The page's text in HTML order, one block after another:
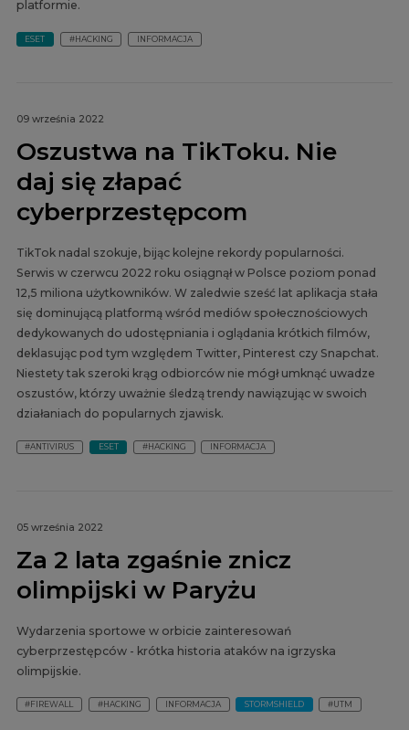
platformie.
ESET #HACKING INFORMACJA
09 września 2022
Oszustwa na TikToku. Nie
daj się złapać
cyberprzestępcom
TikTok nadal szokuje, bijąc kolejne rekordy popularności.
Serwis w czerwcu 2022 roku osiągnął w Polsce poziom ponad
12,5 miliona użytkowników. W zaledwie sześć lat aplikacja stała
się dominującą platformą wśród mediów społecznościowych
dedykowanych do udostępniania i oglądania krótkich filmów,
deklasując pod tym względem Twitter, Pinterest czy Snapchat.
Niestety tak szeroki krąg odbiorców nie mógł umknąć uwadze
oszustów, którzy uważnie śledzą trendy nawiązując w swoich
działaniach do popularnych zjawisk.
#ANTIVIRUS ESET #HACKING INFORMACJA
05 września 2022
Za 2 lata zgaśnie znicz
olimpijski w Paryżu
Wydarzenia sportowe w orbicie zainteresowań
cyberprzestępców - krótka historia ataków na igrzyska
olimpijskie.
#FIREWALL #HACKING INFORMACJA STORMSHIELD #UTM